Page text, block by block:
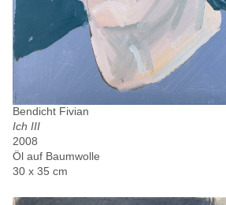
Bendicht Fivian
Ich III
2008
Öl auf Baumwolle
30 x 35 cm